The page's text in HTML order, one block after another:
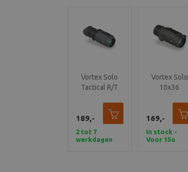
Vortex Solo
Tactical R/T
Monocular w/
Reticle Focus
189,-
2 tot 7
werkdagen
Vortex Solo
10x36
169,-
In stock -
Voor 15u